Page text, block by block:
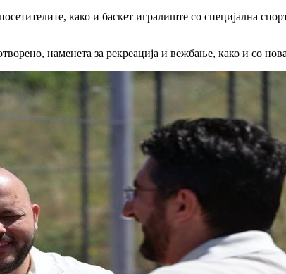
како и баскет игралиште со специјална
наменета за рекреација и вежбање, како и со